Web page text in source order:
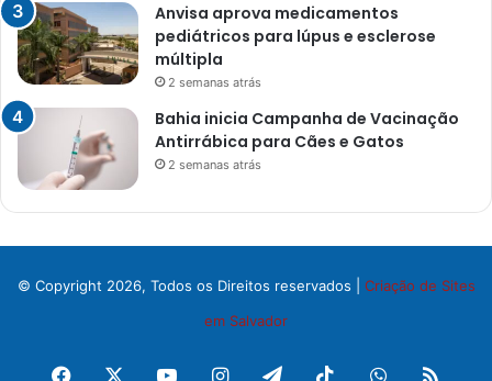
Anvisa aprova medicamentos
pediátricos para lúpus e esclerose
múltipla
2 semanas atrás
Bahia inicia Campanha de Vacinação
Antirrábica para Cães e Gatos
2 semanas atrás
© Copyright 2026, Todos os Direitos reservados | Criação de Sites
em Salvador
Facebook YouTubeInstagram
TelegramTikTokWhatsApp
RSS